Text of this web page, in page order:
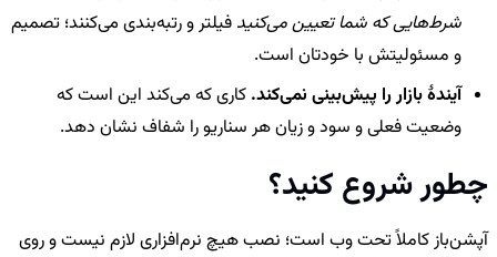
شرط‌هایی که شما تعیین می‌کنید فیلتر و رتبه‌بندی می‌کنند؛ تصمیم
و مسئولیتش با خودتان است.
آیندهٔ بازار را پیش‌بینی نمی‌کند. کاری که می‌کند این است که
وضعیت فعلی و سود و زیان هر سناریو را شفاف نشان دهد.
چطور شروع کنید؟
آپشن‌باز کاملاً تحت وب است؛ نصب هیچ نرم‌افزاری لازم نیست و روی